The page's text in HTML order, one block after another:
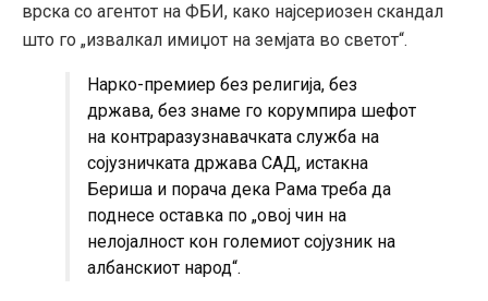
врска со агентот на ФБИ, како најсериозен скандал
што го „извалкал имиџот на земјата во светот“.
Нарко-премиер без религија, без
држава, без знаме го корумпира шефот
на контраразузнавачката служба на
сојузничката држава САД, истакна
Бериша и порача дека Рама треба да
поднесе оставка по „овој чин на
нелојалност кон големиот сојузник на
албанскиот народ“.